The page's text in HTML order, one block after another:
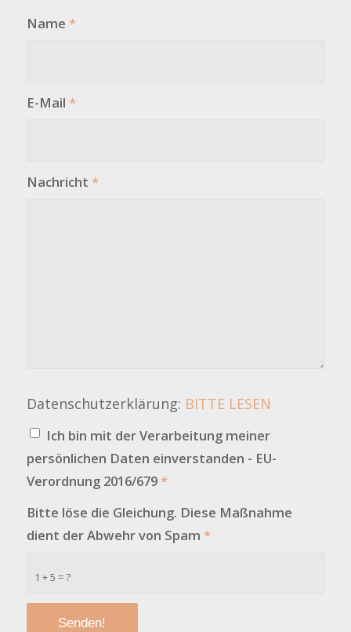
Name *
E-Mail *
Nachricht *
Datenschutzerklärung: BITTE LESEN
Ich bin mit der Verarbeitung meiner
persönlichen Daten einverstanden - EU-
Verordnung 2016/679*
1 + 5 = ?
Bitte löse die Gleichung. Diese Maßnahme
dient der Abwehr von Spam *